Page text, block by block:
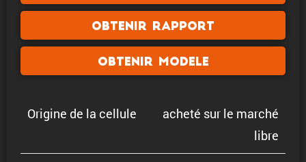
Obtenir rapport
Obtenir modele
Origine de la cellule
acheté sur le marché
libre